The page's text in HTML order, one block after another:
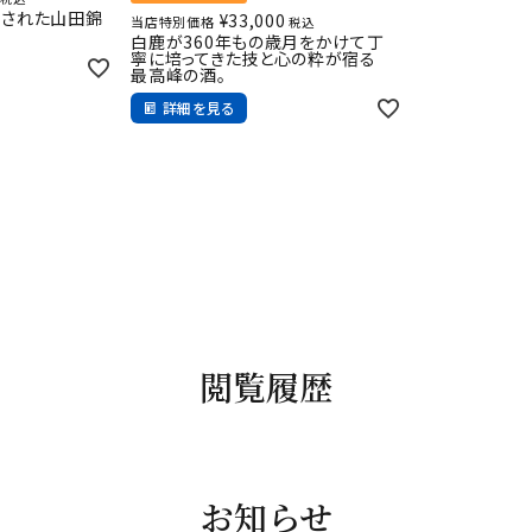
れた山田錦
当店特別価格 ¥33,000 税込
白鹿が360年もの歳月をかけて丁
寧に培ってきた技と心の粋が宿る
最高峰の酒。
詳細を見る
閲覧履歴
お知らせ